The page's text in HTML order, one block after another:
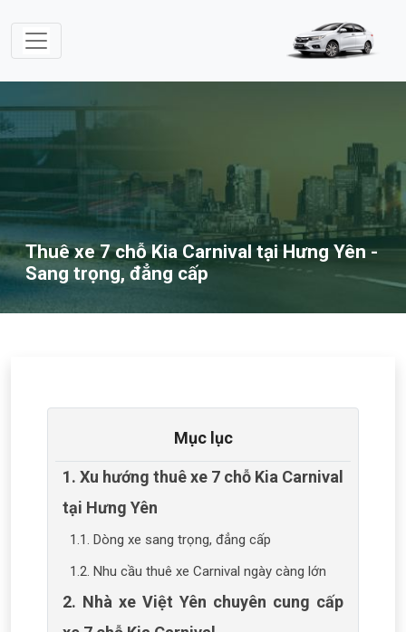
Thuê xe 7 chỗ Kia Carnival tại Hưng Yên -
Sang trọng, đẳng cấp
Mục lục
1. Xu hướng thuê xe 7 chỗ Kia Carnival
tại Hưng Yên
1.1. Dòng xe sang trọng, đẳng cấp
1.2. Nhu cầu thuê xe Carnival ngày càng lớn
2. Nhà xe Việt Yên chuyên cung cấp